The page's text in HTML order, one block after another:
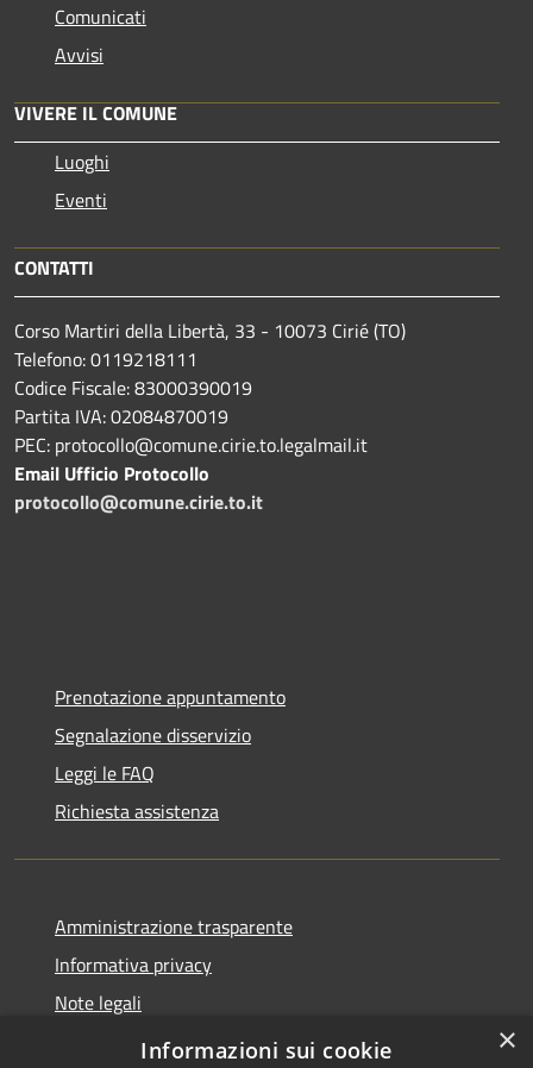
Comunicati
Avvisi
VIVERE IL COMUNE
Luoghi
Eventi
CONTATTI
Corso Martiri della Libertà, 33 - 10073 Cirié (TO)
Telefono: 0119218111
Codice Fiscale: 83000390019
Partita IVA: 02084870019
PEC: protocollo@comune.cirie.to.legalmail.it
Email Ufficio Protocollo
protocollo@comune.cirie.to.it
Prenotazione appuntamento
Segnalazione disservizio
Leggi le FAQ
Richiesta assistenza
Amministrazione trasparente
Informativa privacy
Note legali
Dichiarazione di accessibilità
×
Informazioni sui cookie